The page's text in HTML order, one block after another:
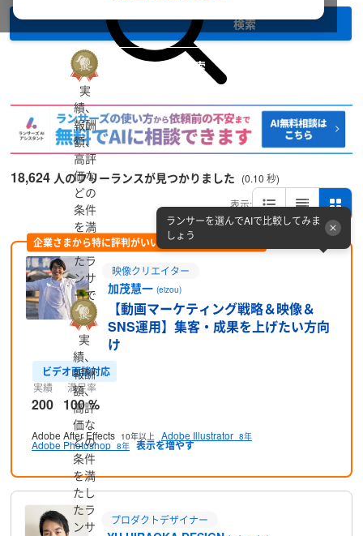
検索
詳細検索
18,624 人のフリーランスが見つかりました (0.10 秒)
表示:
企業さまから特に評判がいい方をピックアップ (PR)
実
績、
報酬
額、
高評
価な
どの
条件
を満
たし
たラ
ンサ
ーで
す
映像クリエイター
加茂慧一(eizou)
【動画マーケティング戦略＆映像＆
SNS運用】集客・成果を上げたい方向
け
ランサーを選んでAIで比較してみま
しょう
ビデオ面談対応
実績
200
満足率
100 %
Adobe After Effects 10年以上 Adobe Illustrator 8年
Adobe Photoshop 8年
実
績、
報酬
額、
高評
価な
どの
条件
を満
たし
たラ
ンサ
プロダクトデザイナー